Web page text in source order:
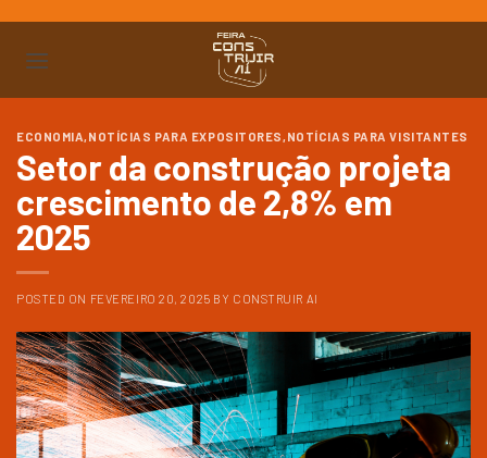
para
ECONOMIA, NOTÍCIAS PARA EXPOSITORES, NOTÍCIAS PARA VISITANTES
Setor da construção projeta
crescimento de 2,8% em
2025
POSTED ON FEVEREIRO 20, 2025 BY CONSTRUIR AI